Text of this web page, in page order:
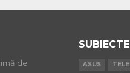
de
SUBIECTE
ASUS